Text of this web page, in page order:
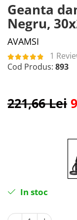
Geanta
Negru,
AVAMSI
1
Cod Produs: 893
221,66 Lei
In stoc